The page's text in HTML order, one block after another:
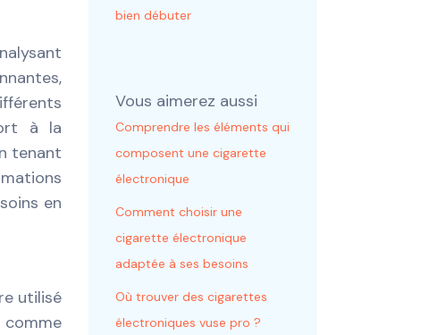
à la
tenant
en
utilisé
bien débuter
Vous aimerez aussi
Comprendre les éléments qui
composent une cigarette
électronique
Comment choisir une
cigarette électronique
adaptée à ses besoins
Où trouver des cigarettes
électroniques vuse pro ?